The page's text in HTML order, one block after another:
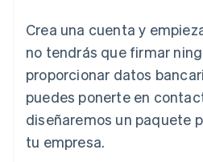
Crea una cuenta y
no tendrás que firmar
proporcionar datos
puedes ponerte en
diseñaremos un paquete
tu empresa.
English
Italia
ItalianoEnglish
Japón
日本語 English
Letonia
Liechtenstein